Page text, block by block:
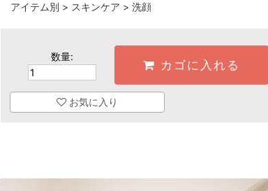
アイテム別 > スキンケア > 洗顔
数量:
カゴに入れる
お気に入り